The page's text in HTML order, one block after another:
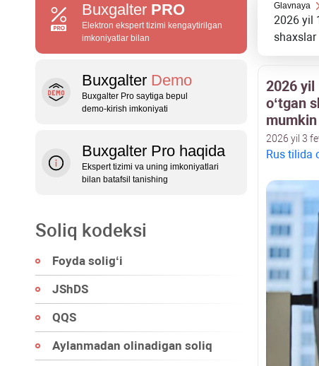
Buxgalter PRO
Elektron ekspert tizimi kengaytirilgan
imkoniyatlar bilan
Buxgalter Demo
Buxgalter Pro saytiga bepul
demo‑kirish imkoniyati
Buxgalter Pro haqida
Ekspert tizimi va uning imkoniyatlari
bilan batafsil tanishing
Soliq kodeksi
Foyda soligʻi
JShDS
QQS
Aylanmadan olinadigan soliq
Glavnaya
2026 yil
2026 yil
oʻtgan
mumkin
2026 yil 3
Rus tilida